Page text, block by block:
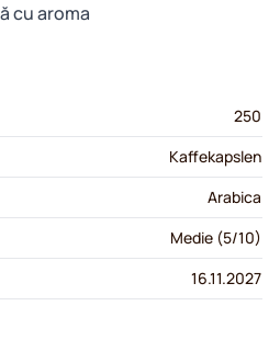
cu aroma
250
Kaffekapslen
Arabica
Medie (5/10)
16.11.2027